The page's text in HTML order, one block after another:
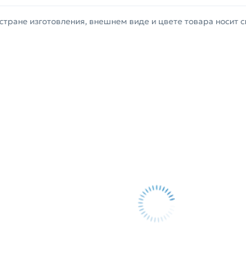
изготовления, внешнем виде и цвете товара